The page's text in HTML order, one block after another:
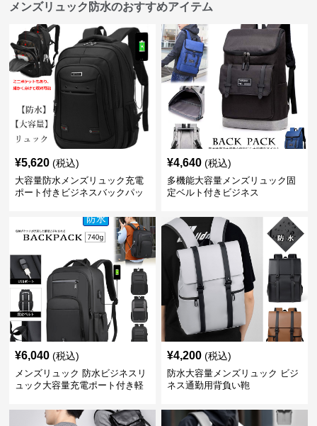
メンズリュック防水のおすすめアイテム
¥5,620 (税込)
大容量防水メンズリュック充電
ポート付きビジネスバックパッ
¥4,640 (税込)
多機能大容量メンズリュック固
定ベルト付きビジネス
¥6,040 (税込)
メンズリュック 防水ビジネスリ
ュック大容量充電ポート付き軽
¥4,200 (税込)
防水大容量メンズリュック ビジ
ネス通勤用背負い鞄